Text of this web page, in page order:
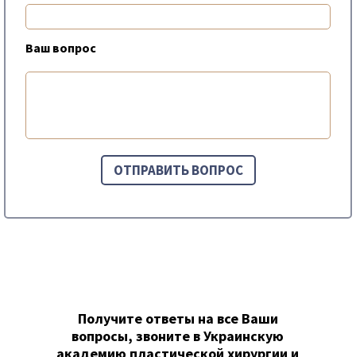
Ваш вопрос
Получите ответы на все Ваши
вопросы, звоните в Украинскую
академию пластической хирургии и